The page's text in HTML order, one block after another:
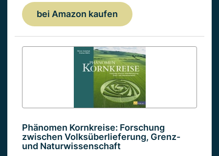
bei Amazon kaufen
Phänomen Kornkreise: Forschung
zwischen Volksüberlieferung, Grenz-
und Naturwissenschaft